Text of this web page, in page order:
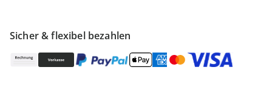
Sicher & flexibel bezahlen